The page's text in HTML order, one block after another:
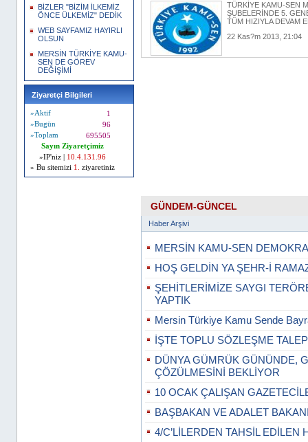
BİZLER "BİZİM İLKEMİZ
ÖNCE ÜLKEMİZ" DEDİK
WEB SAYFAMIZ HAYIRLI
OLSUN
MERSİN TÜRKİYE KAMU-
SEN DE GÖREV
DEĞİŞİMİ
Ziyaretçi Bilgileri
»Aktif
1
»Bugün
96
»Toplam
695505
Sayın Ziyaretçimiz
»IP'niz |
10.4.131.96
» Bu sitemizi 1. ziyaretiniz
TÜRKİYE KAMU-SEN
ŞUBELERİNDE 5.
TÜM HIZIYLA DEVAM
22 Kas?m 2013, 21:04
GÜNDEM-GÜNCEL
Haber Arşivi
MERSİN KAMU-SEN
HOŞ GELDİN YA ŞEHR-İ
ŞEHİTLERİMİZE SAYGI
YAPTIK
Mersin Türkiye Kamu Sende
İŞTE TOPLU SÖZLEŞME
DÜNYA GÜMRÜK GÜNÜNDE,
ÇÖZÜLMESİNİ BEKLİYOR
10 OCAK ÇALIŞAN
BAŞBAKAN VE ADALET
4/C’LİLERDEN TAHSİL